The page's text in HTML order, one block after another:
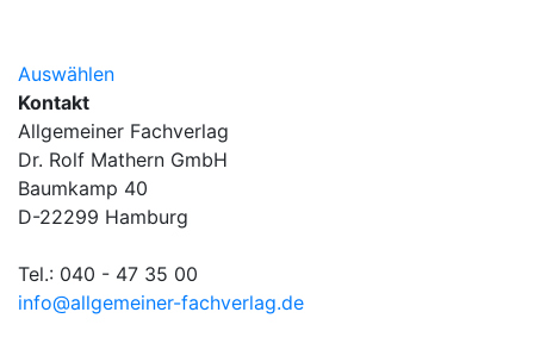
Auswählen
Kontakt
Allgemeiner Fachverlag
Dr. Rolf Mathern GmbH
Baumkamp 40
D-22299 Hamburg
Tel.: 040 - 47 35 00
info@allgemeiner-fachverlag.de